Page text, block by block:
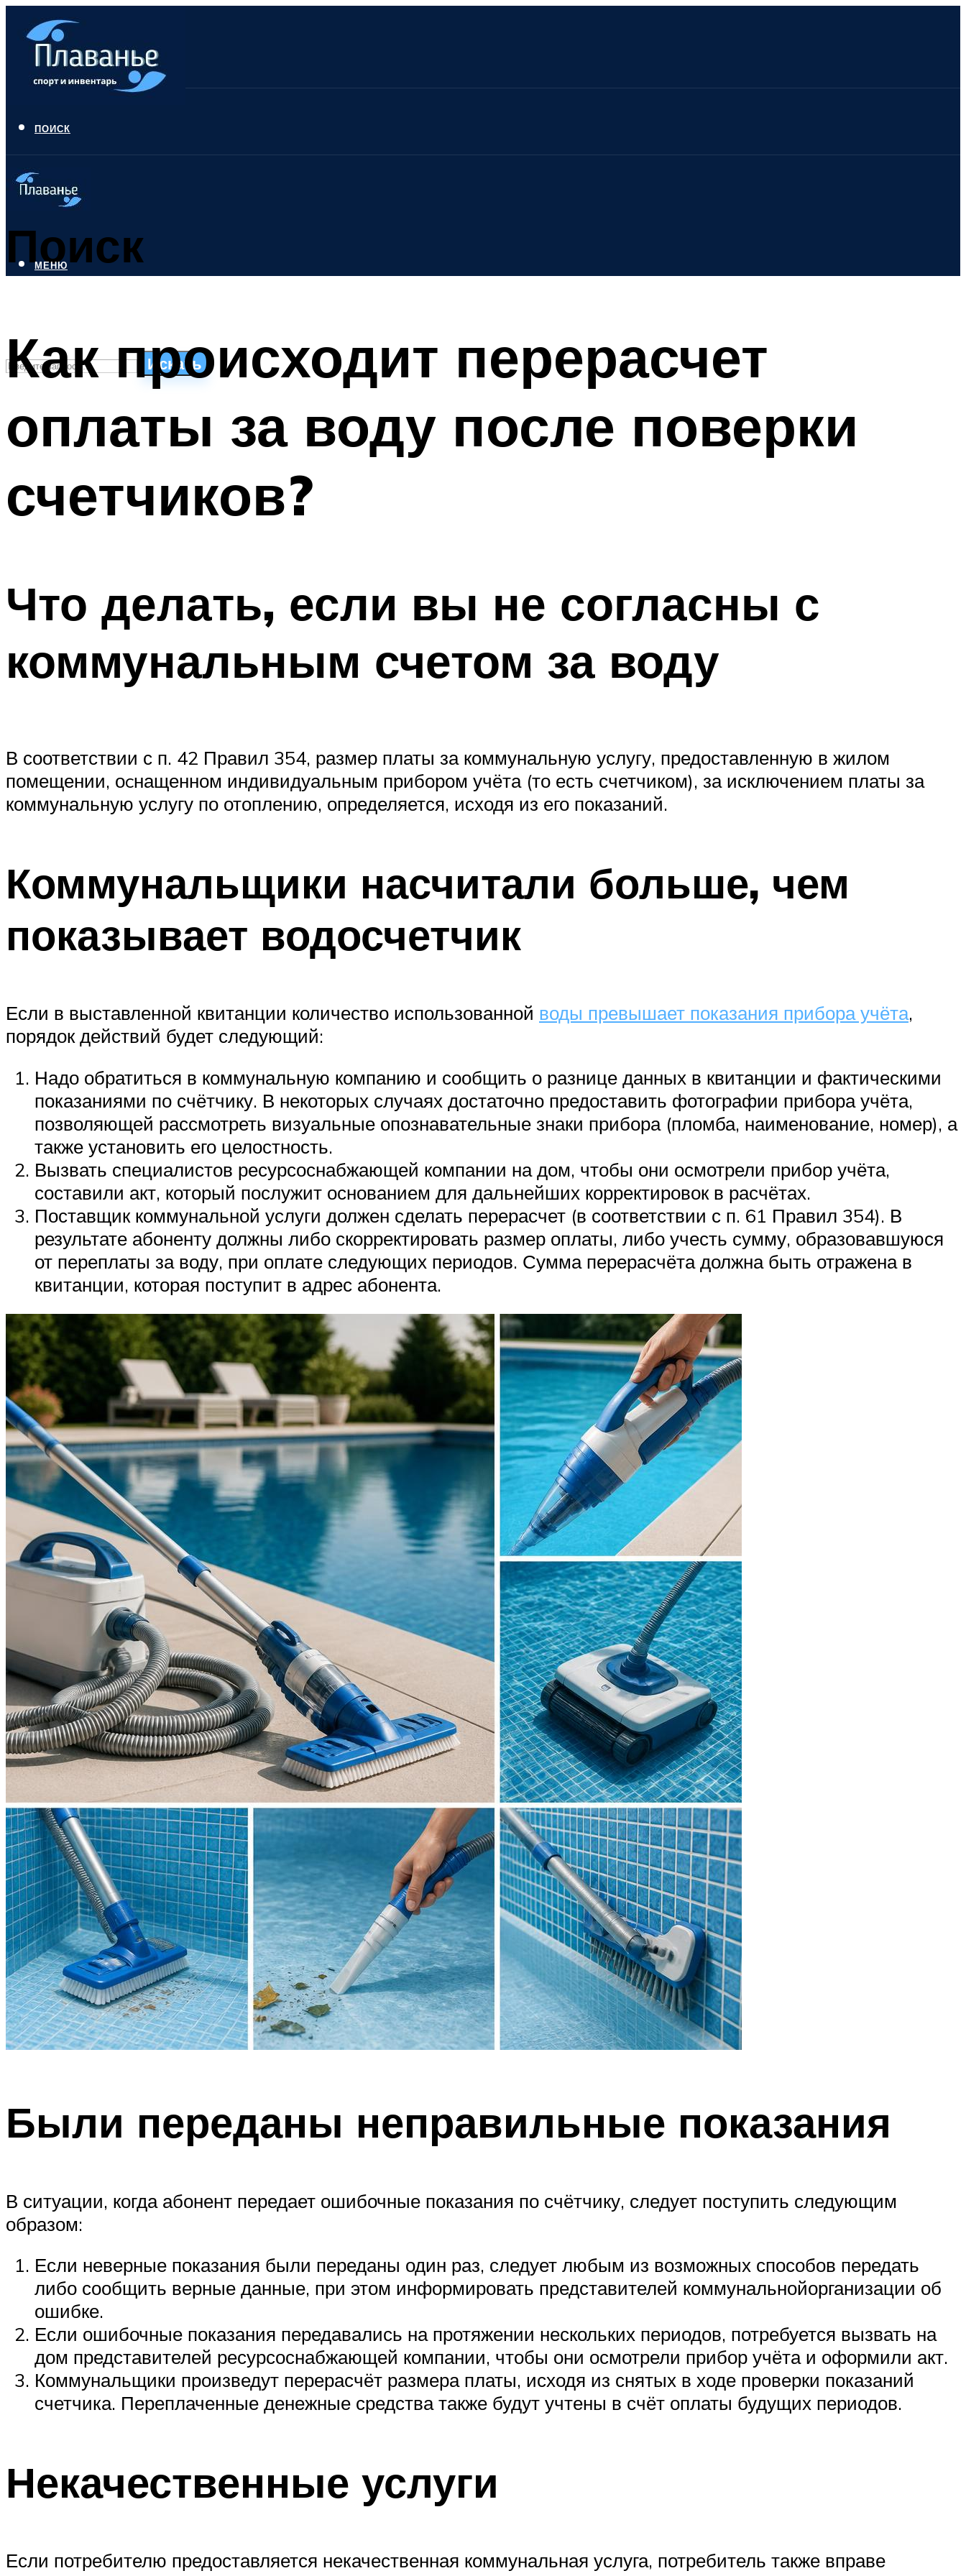
ПОИСК
Поиск
Искать
ПЛАВАНЬЕ ДЛЯ ДЕТЕЙ
ПЛАВАНЬЕ ДЛЯ ПОХУДЕНИЯ
ОЧИСТКА БАССЕЙНОВ
МЕНЮ
Как происходит перерасчет
оплаты за воду после поверки
счетчиков?
Что делать, если вы не согласны с
коммунальным счетом за воду
В соответствии с п. 42 Правил 354, размер платы за коммунальную услугу, предоставленную в жилом
помещении, оcнащенном индивидуальным прибором учёта (то есть счетчиком), за исключением платы за
коммунальную услугу по отоплению, определяется, исходя из его показаний.
Коммунальщики насчитали больше, чем
показывает водосчетчик
Если в выставленной квитанции количество использованной воды превышает показания прибора учёта,
порядок действий будет следующий:
Надо обратиться в коммунальную компанию и сообщить о разнице данных в квитанции и фактическими
показаниями по счётчику. В некоторых случаях достаточно предоставить фотографии прибора учёта,
позволяющей рассмотреть визуальные опознавательные знаки прибора (пломба, наименование, номер), а
также установить его целостность.
Вызвать специалистов ресурсоснабжающей компании на дом, чтобы они осмотрели прибор учёта,
составили акт, который послужит основанием для дальнейших корректировок в расчётах.
Поставщик коммунальной услуги должен сделать перерасчет (в соответствии с п. 61 Правил 354). В
результате абоненту должны либо скорректировать размер оплаты, либо учесть сумму, образовавшуюся
от переплаты за воду, при оплате следующих периодов. Сумма перерасчёта должна быть отражена в
квитанции, которая поступит в адрес абонента.
Были переданы неправильные показания
В ситуации, когда абонент передает ошибочные показания по счётчику, следует поступить следующим
образом:
Если неверные показания были переданы один раз, следует любым из возможных способов передать
либо сообщить верные данные, при этом информировать представителей коммунальнойорганизации об
ошибке.
Если ошибочные показания передавались на протяжении нескольких периодов, потребуется вызвать на
дом представителей ресурсоснабжающей компании, чтобы они осмотрели прибор учёта и оформили акт.
Коммунальщики произведут перерасчёт размера платы, исходя из снятых в ходе проверки показаний
счетчика. Переплаченные денежные средства также будут учтены в счёт оплаты будущих периодов.
Некачественные услуги
Если потребителю предоставляется некачественная коммунальная услуга, потребитель также вправе